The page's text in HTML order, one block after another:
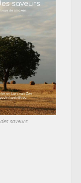
saveurs